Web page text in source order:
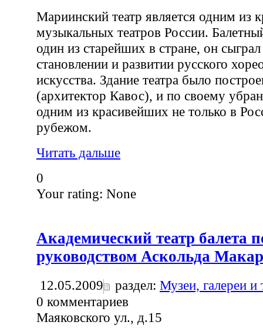
Мариинский театр является одним из
музыкальных театров России.
один из старейших в стране, он
становлении и развитии русского
искусства. Здание театра было
(архитектор Кавос), и по своему
одним из красивейших не только в
рубежом.
Читать дальше
0
Your rating: None
Академический театр балета
руководством Аскольда
12.05.2009 раздел: Музеи, галереи и
0 комментариев
Маяковского ул., д.15